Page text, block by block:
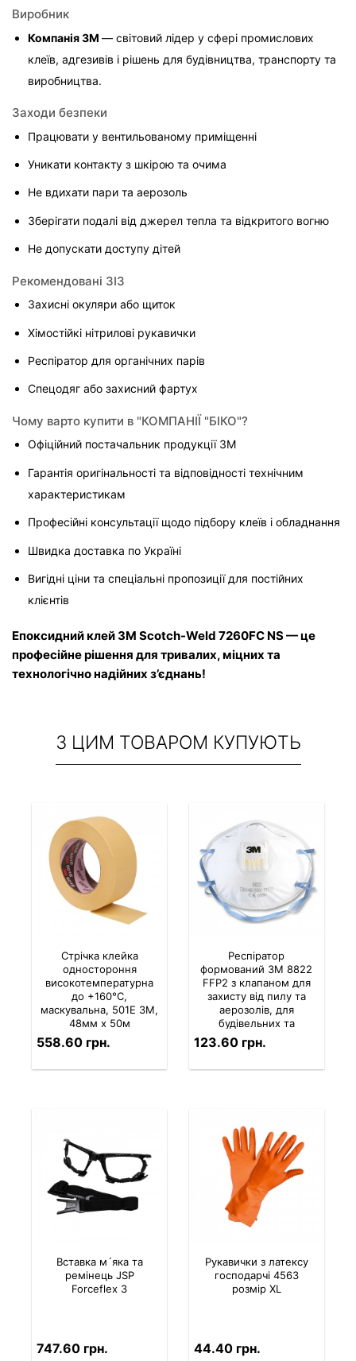
Виробник
Компанія 3M — світовий лідер у сфері промислових
клеїв, адгезивів і рішень для будівництва, транспорту та
виробництва.
Заходи безпеки
Працювати у вентильованому приміщенні
Уникати контакту з шкірою та очима
Не вдихати пари та аерозоль
Зберігати подалі від джерел тепла та відкритого вогню
Не допускати доступу дітей
Рекомендовані ЗІЗ
Захисні окуляри або щиток
Хімостійкі нітрилові рукавички
Респіратор для органічних парів
Спецодяг або захисний фартух
Чому варто купити в "КОМПАНІЇ "БІКО"?
Офіційний постачальник продукції 3M
Гарантія оригінальності та відповідності технічним
характеристикам
Професійні консультації щодо підбору клеїв і обладнання
Швидка доставка по Україні
Вигідні ціни та спеціальні пропозиції для постійних
клієнтів
Епоксидний клей 3M Scotch-Weld 7260FC NS — це
професійне рішення для тривалих, міцних та
технологічно надійних з’єднань!
З ЦИМ ТОВАРОМ КУПУЮТЬ
Стрічка клейка
одностороння
високотемпературна
до +160°С,
маскувальна, 501E 3M,
48мм х 50м
558.60 грн.
Респіратор
формований 3M 8822
FFP2 з клапаном для
захисту від пилу та
аерозолів, для
будівельних та
виробничих робіт
123.60 грн.
Вставка м´яка та
ремінець JSP
Forceflex 3
747.60 грн.
Рукавички з латексу
господарчі 4563
розмір XL
44.40 грн.